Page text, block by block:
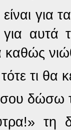
για
αυτά
καθώς
τι θα
δώσω
τη